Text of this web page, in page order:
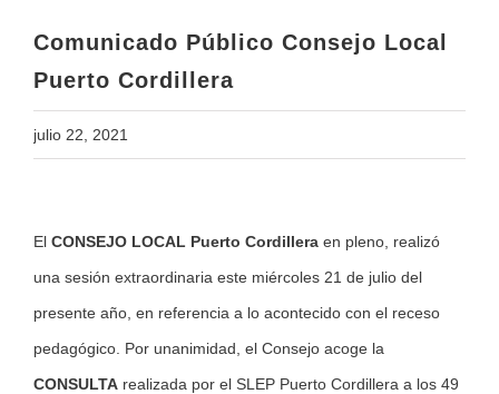
Comunicado Público Consejo Local
Puerto Cordillera
julio 22, 2021
Larger
Image
El CONSEJO LOCAL Puerto Cordillera en pleno, realizó
una sesión extraordinaria este miércoles 21 de julio del
presente año, en referencia a lo acontecido con el receso
pedagógico. Por unanimidad, el Consejo acoge la
CONSULTA realizada por el SLEP Puerto Cordillera a los 49